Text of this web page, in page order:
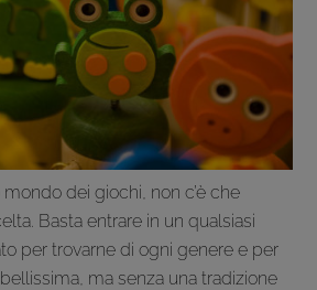
dei giochi, non c’è che
Basta entrare in un qualsiasi
per trovarne di ogni genere e per
ma senza una tradizione